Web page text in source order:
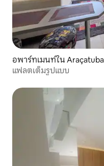
อพาร์ทเมนท์ใน Araçatuba
แฟลตเต็มรูปแบบ